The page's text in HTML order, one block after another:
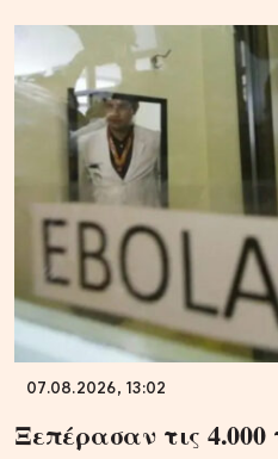
07.08.2026, 13:02
Ξεπέρασαν τις